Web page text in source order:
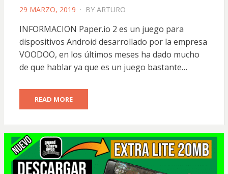
POSTED
29 MARZO, 2019 BY ARTURO
INFORMACION Paper.io 2 es un juego para
dispositivos Android desarrollado por la empresa
VOODOO, en los últimos meses ha dado mucho
de que hablar ya que es un juego bastante…
READ MORE